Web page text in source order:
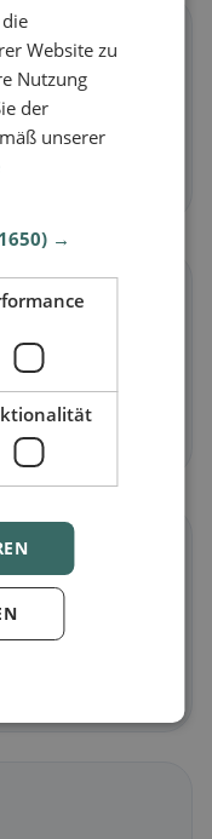
Klassiker
Tipps
Website zu
Nutzung
der
unserer
→